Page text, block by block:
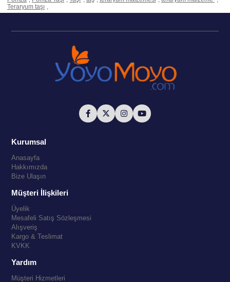
Teraryum taşı ,
Kurumsal
Anasayfa
Hakkımızda
Bize Ulaşın
Müşteri İlişkileri
Üyelik
Mesafeli Satış Sözleşmesi
Alışveriş
Kargo & Teslimat
KVKK
Yardım
Müşteri Hizmetleri